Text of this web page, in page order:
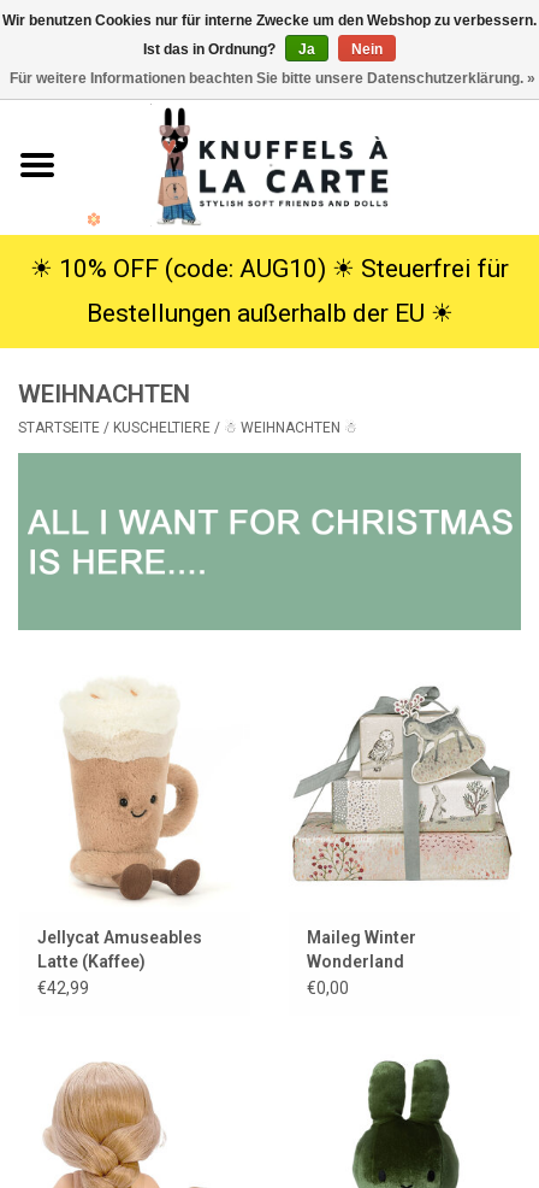
Kuscheltiere
SALE
Geschenke
Info
☀︎ 10% OFF (code: AUG10) ☀︎ Steuerfrei für
Bestellungen außerhalb der EU ☀︎
WEIHNACHTEN
STARTSEITE / KUSCHELTIERE / ☃ WEIHNACHTEN ☃
Jellycat Amuseables
Latte (Kaffee)
€42,99
Maileg Winter
Wonderland
Geschenkpapier
€0,00
Wir benutzen Cookies nur für interne Zwecke um den Webshop zu verbessern.
Ist das in Ordnung?
Ja
Nein
Für weitere Informationen beachten Sie bitte unsere Datenschutzerklärung. »